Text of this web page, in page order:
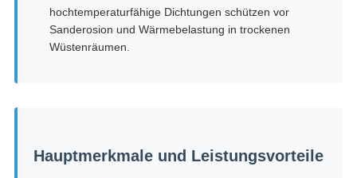
hochtemperaturfähige Dichtungen schützen vor
Sanderosion und Wärmebelastung in trockenen
Wüstenräumen.
Hauptmerkmale und Leistungsvorteile